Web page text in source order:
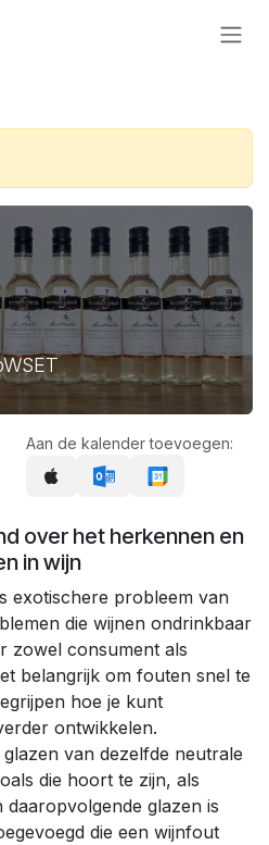
Aan de kalender toevoegen:
over het herkennen en
in wijn
exotischere probleem van
die wijnen ondrinkbaar
zowel consument als
belangrijk om fouten snel te
hoe je kunt
ontwikkelen.
van dezelfde neutrale
die hoort te zijn, als
glazen is
die een wijnfout